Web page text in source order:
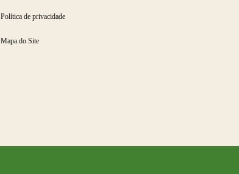
Política de privacidade
Mapa do Site